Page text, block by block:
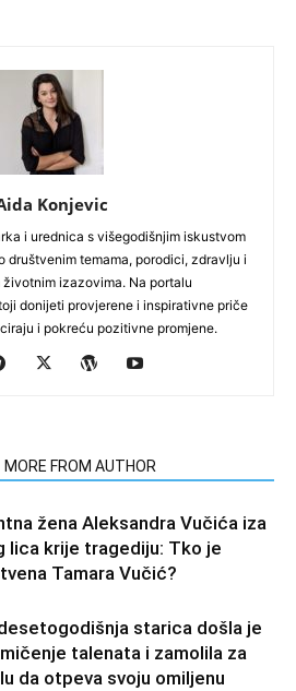
Konjevic
i urednica s višegodišnjim iskustvom
društvenim temama, porodici, zdravlju i
izazovima. Na portalu
donijeti provjerene i inspirativne priče
i pokreću pozitivne promjene.
MORE FROM AUTHOR
žena Aleksandra Vučića iza
lica krije tragediju: Tko je
Tamara Vučić?
starica došla je
talenata i zamolila za
da otpeva svoju omiljenu